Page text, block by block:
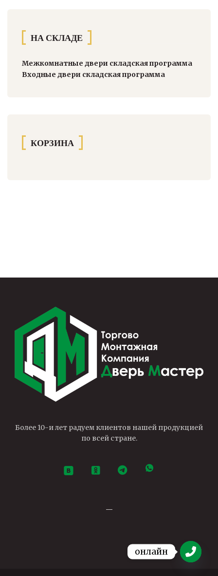
НА СКЛАДЕ
Межкомнатные двери складская программа
Входные двери складская программа
КОРЗИНА
Более 10-и лет радуем клиентов нашей продукцией
по всей стране.
—
онлайн